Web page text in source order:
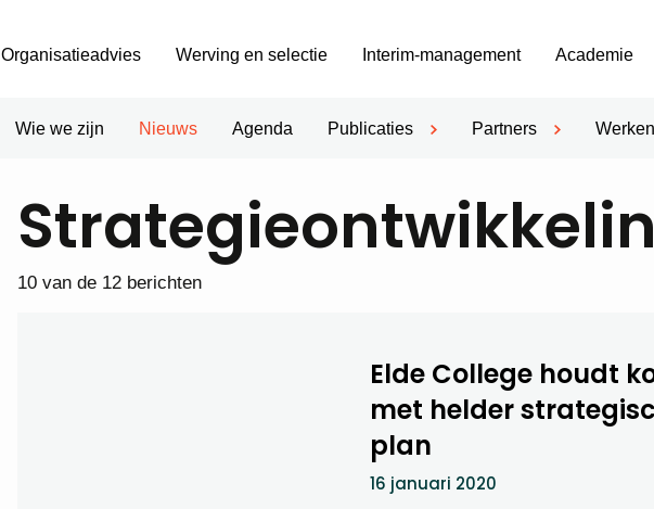
Wie we zijn Nieuws Agenda Publicaties Partners
Organisatieadvies Werving en selectie Interim-management Academie
10 van de 12 berichten
Elde College houdt
met helder
plan
16 januari 2020